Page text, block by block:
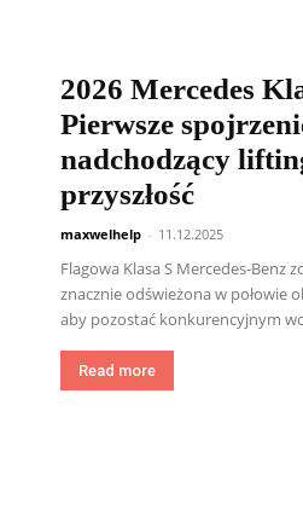
2026 Mercedes
Pierwsze
nadchodzący
przyszłość
maxwelhelp - 11.12.2025
Flagowa Klasa S Mercedes-Benz
znacznie odświeżona w połowie
aby pozostać konkurencyjnym
Read more